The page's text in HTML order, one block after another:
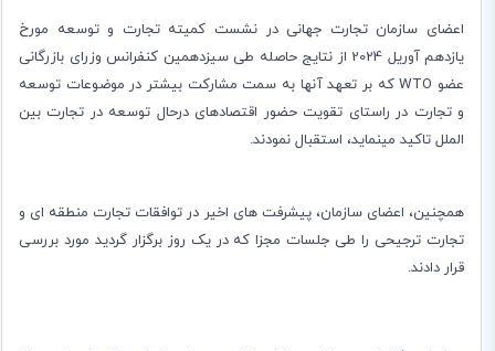
اعضای سازمان تجارت جهانی در نشست کمیته تجارت و توسعه مورخ
یازدهم آوریل 2024 از نتایج حاصله طی سیزدهمین کنفرانس وزرای بازرگانی
عضو WTO که بر تعهد آنها به سمت مشارکت بیشتر در موضوعات توسعه
و تجارت در راستای تقویت حضور اقتصادهای درحال توسعه در تجارت بین
الملل تاکید مینماید، استقبال نمودند.
همچنین، اعضای سازمان، پیشرفت های اخیر در توافقات تجارت منطقه ای و
تجارت ترجیحی را طی جلسات مجزا که در یک روز برگزار گردید مورد بررسی
قرار دادند.